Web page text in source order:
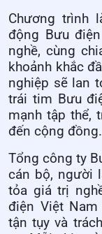
Chương trình
động Bưu
nghề, cùng
khoảnh khắc
nghiệp sẽ lan
trái tim Bưu
mạnh tập thể,
đến cộng đồng.
Tổng công ty
cán bộ, người
tỏa giá trị
điện Việt
tận tụy và